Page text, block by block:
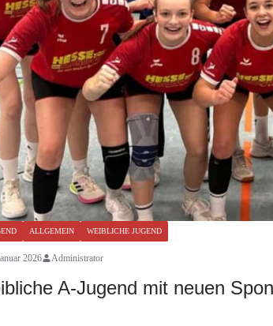
ALLGEMEIN WEIBLICHE JUGEND
2026 Administrator
A-Jugend mit neuen